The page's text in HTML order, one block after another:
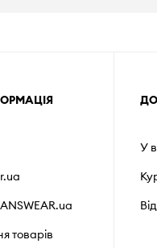
товарів
У